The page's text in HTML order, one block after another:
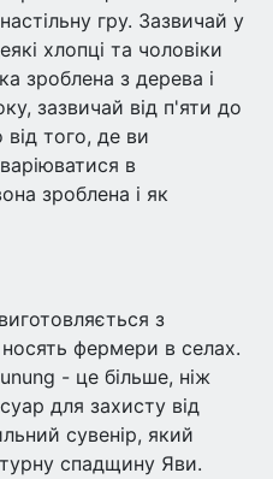
гру. Зазвичай у
хлопці та чоловіки
зроблена з дерева і
зазвичай від п'яти до
того, де ви
в
зроблена і як
з
фермери в селах.
- це більше, ніж
для захисту від
сувенір, який
спадщину Яви.